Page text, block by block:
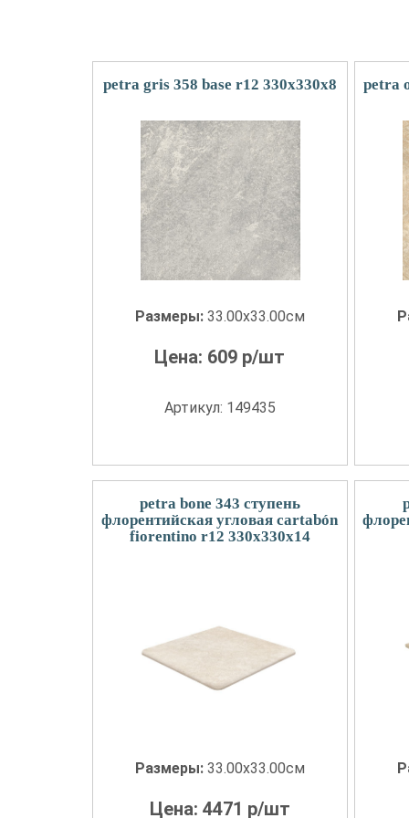
petra gris 358 base r12 330x330x8
Размеры: 33.00x33.00см
Цена: 609 р/шт
Артикул: 149435
petra
petra bone 343 ступень
флорентийская угловая cartabón
fiorentino r12 330x330x14
Размеры: 33.00x33.00см
Цена: 4471 р/шт